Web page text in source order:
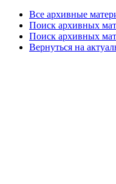
Все архивные
Поиск архивных
Поиск архивных
Вернуться на